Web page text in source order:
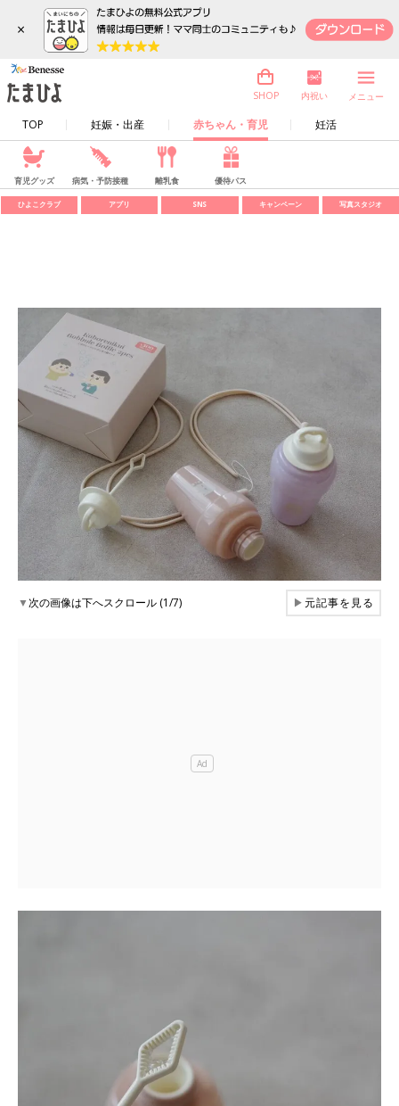
×
TOP 妊娠・出産 赤ちゃん・育児 妊活
SHOP 内祝い メニュー
育児グッズ 病気・予防接種 離乳食 優待パス
ひよこクラブ アプリ SNS キャンペーン 写真スタジオ
▼次の画像は下へスクロール (1/7) ▶元記事を見る